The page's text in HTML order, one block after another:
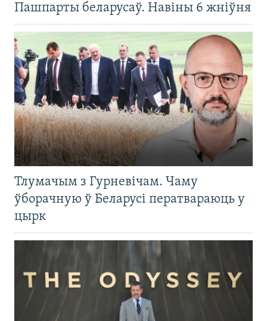
Пашпарты беларусаў. Навіны 6 жніўня
Тлумачым з Гурневічам. Чаму
ўборачную ў Беларусі ператвараюць у
цырк